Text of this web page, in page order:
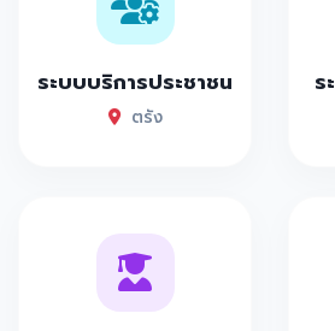
ระบบบริการประชาชน
ตรัง
ร